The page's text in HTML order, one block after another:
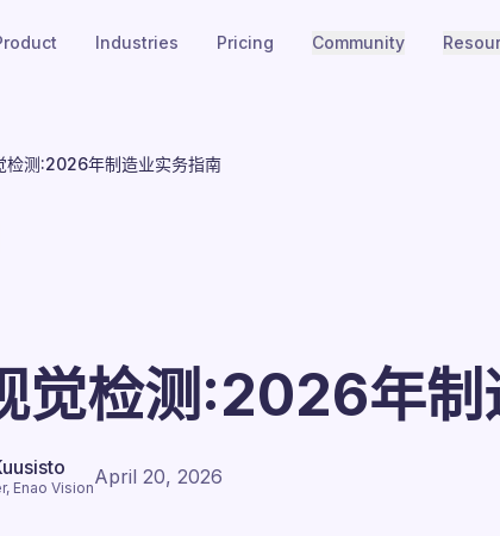
Industries Pricing Community
检测:2026年制造业实务指南
觉检测:2026年制
Enao VisionApril 20, 2026